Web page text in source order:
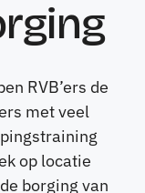
RVB’ers de
met veel
op locatie
borging van